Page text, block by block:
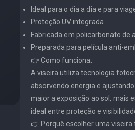
Ideal para o dia a dia e para
Proteção UV integrada
Fabricada em policarbonato de
Preparada para película anti-
👉 Como funciona:
A viseira utiliza tecnologia
absorvendo energia e
maior a exposição ao sol, mais
ideal entre proteção e
👉 Porquê escolher uma